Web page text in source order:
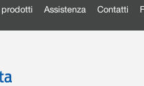
Assistenza Contatti